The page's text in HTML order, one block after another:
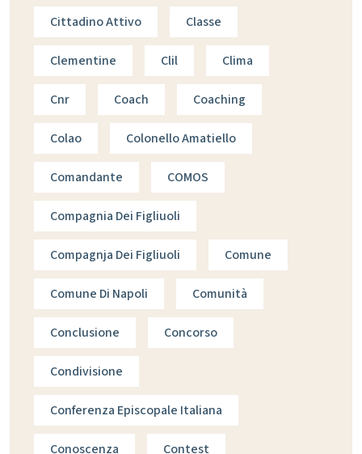
Cittadino Attivo Classe
Clementine Clil Clima
Cnr Coach Coaching
Colao Colonello Amatiello
Comandante COMOS
Compagnia Dei Figliuoli
Compagnja Dei Figliuoli Comune
Comune Di Napoli Comunità
Conclusione Concorso
Condivisione
Conferenza Episcopale Italiana
Conoscenza Contest